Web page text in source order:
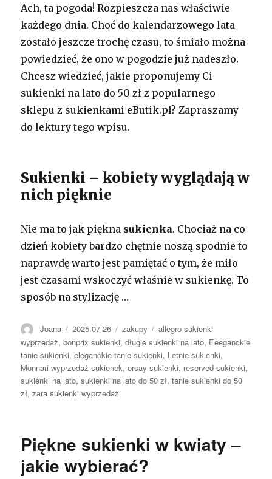
Ach, ta pogoda! Rozpieszcza nas właściwie
każdego dnia. Choć do kalendarzowego lata
zostało jeszcze trochę czasu, to śmiało można
powiedzieć, że ono w pogodzie już nadeszło.
Chcesz wiedzieć, jakie proponujemy Ci
sukienki na lato do 50 zł z popularnego
sklepu z sukienkami eButik.pl? Zapraszamy
do lektury tego wpisu.
Sukienki – kobiety wyglądają w
nich pięknie
Nie ma to jak piękna sukienka. Chociaż na co
dzień kobiety bardzo chętnie noszą spodnie to
naprawdę warto jest pamiętać o tym, że miło
jest czasami wskoczyć właśnie w sukienkę. To
sposób na stylizację …
Autor
Joana Opublikowano
2025-07-26 Kategorie
zakupy Tagi
allegro sukienki
wyprzedaż,bonprix sukienki,długie sukienki na lato, Eeeganckie
tanie sukienki,eleganckie tanie sukienki, Letnie sukienki,
Monnari wyprzedaż sukienek,orsay sukienki, reserved sukienki,
sukienki na lato,sukienki na lato do 50 zł,tanie sukienki do 50
zł,zara sukienki wyprzedaż
Piękne sukienki w kwiaty –
jakie wybierać?